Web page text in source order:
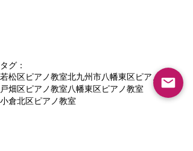
タグ：
若松区ピアノ教室北九州市八幡東区ピアノ教室
戸畑区ピアノ教室八幡東区ピアノ教室
小倉北区ピアノ教室